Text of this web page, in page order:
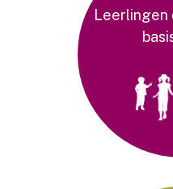
Leerlingen